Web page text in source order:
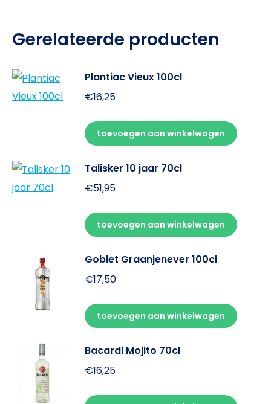
Gerelateerde producten
Plantiac Vieux 100cl
€16,25
toevoegen aan winkelwagen
Talisker 10 jaar 70cl
€51,95
toevoegen aan winkelwagen
Goblet Graanjenever 100cl
€17,50
toevoegen aan winkelwagen
Bacardi Mojito 70cl
€16,25